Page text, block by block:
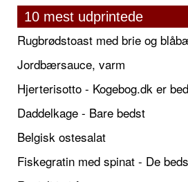
10 mest udprintede
Rugbrødstoast med brie og
Jordbærsauce, varm
Hjerterisotto - Kogebog.dk er
Daddelkage - Bare bedst
Belgisk ostesalat
Fiskegratin med spinat - De